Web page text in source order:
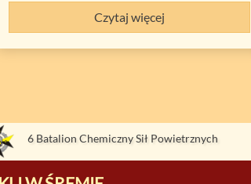
Czytaj więcej
6 Batalion Chemiczny Sił Powietrznych